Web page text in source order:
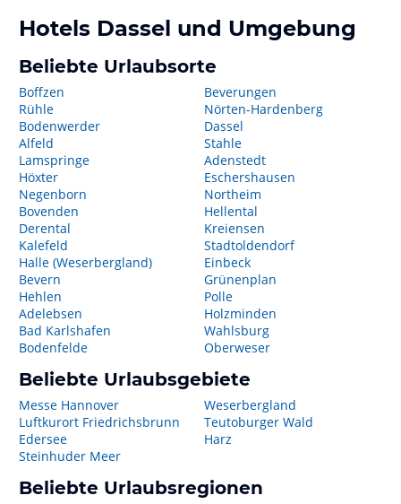
Hotels Dassel und Umgebung
Beliebte Urlaubsorte
Boffzen
Rühle
Bodenwerder
Alfeld
Lamspringe
Höxter
Negenborn
Bovenden
Derental
Kalefeld
Halle (Weserbergland)
Bevern
Hehlen
Adelebsen
Bad Karlshafen
Bodenfelde
Beverungen
Nörten-Hardenberg
Dassel
Stahle
Adenstedt
Eschershausen
Northeim
Hellental
Kreiensen
Stadtoldendorf
Einbeck
Grünenplan
Polle
Holzminden
Wahlsburg
Oberweser
Beliebte Urlaubsgebiete
Messe Hannover
Luftkurort Friedrichsbrunn
Edersee
Steinhuder Meer
Weserbergland
Teutoburger Wald
Harz
Beliebte Urlaubsregionen